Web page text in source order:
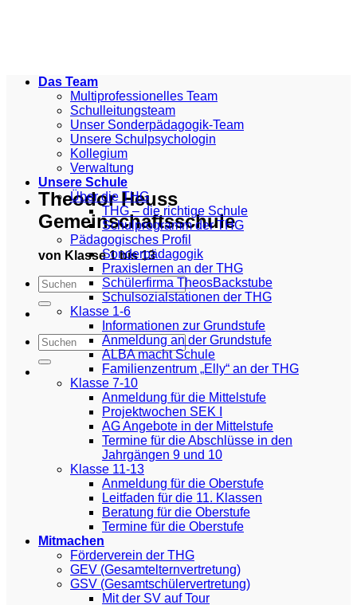
Theodor Heuss
Gemeinschaftsschule
von Klasse 1 bis 13
Das Team
Multiprofessionelles Team
Schulleitungsteam
Unser Sonderpädagogik-Team
Unsere Schulpsychologin
Kollegium
Verwaltung
Unsere Schule
Über die THG
THG – die richtige Schule
Schulprogramm der THG
Pädagogisches Profil
Sonderpädagogik
Praxislernen an der THG
Schülerfirma TheosBackstube
Schulsozialstationen der THG
Klasse 1-6
Informationen zur Grundstufe
Anmeldung an der Grundstufe
ALBA macht Schule
Familienzentrum „Elly“ an der THG
Klasse 7-10
Anmeldung für die Mittelstufe
Projektwochen SEK I
AG Angebote in der Mittelstufe
Termine für die Abschlüsse in den
Jahrgängen 9 und 10
Klasse 11-13
Anmeldung für die Oberstufe
Leitfaden für die 11. Klassen
Beratung für die Oberstufe
Termine für die Oberstufe
Mitmachen
Förderverein der THG
GEV (Gesamtelternvertretung)
GSV (Gesamtschülervertretung)
Mit der SV auf Tour